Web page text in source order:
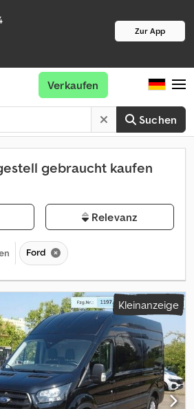
Zur App
Suchen
Verkaufen
gebraucht kaufen
Relevanz
Ford
Kleinanzeige